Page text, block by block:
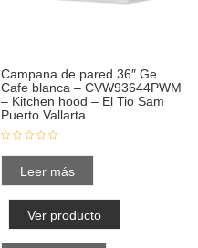
Campana de pared 36″ Ge
Cafe blanca – CVW93644PWM
– Kitchen hood – El Tio Sam
Puerto Vallarta
Leer más
Ver producto